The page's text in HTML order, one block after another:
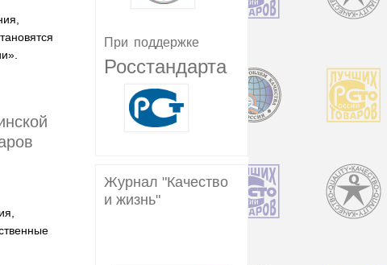
При поддержке
Росстандарта
Журнал "Качество
и жизнь"